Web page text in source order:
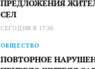
ПРЕДЛОЖЕНИЯ
СЕЛ
СЕГОДНЯ В 17:36
ОБЩЕСТВО
ПОВТОРНОЕ